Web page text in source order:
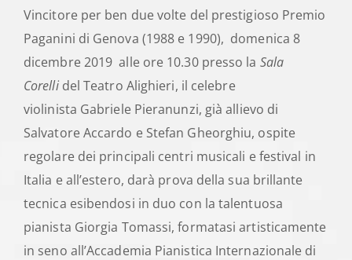
Vincitore per ben due volte del prestigioso Premio
Paganini di Genova (1988 e 1990), domenica 8
dicembre 2019 alle ore 10.30 presso la Sala
Corelli del Teatro Alighieri, il celebre
violinista Gabriele Pieranunzi, già allievo di
Salvatore Accardo e Stefan Gheorghiu, ospite
regolare dei principali centri musicali e festival in
Italia e all’estero, darà prova della sua brillante
tecnica esibendosi in duo con la talentuosa
pianista Giorgia Tomassi, formatasi artisticamente
in seno all’Accademia Pianistica Internazionale di